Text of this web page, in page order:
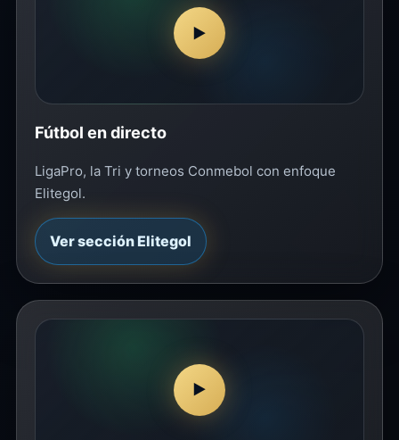
▶
Fútbol en directo
LigaPro, la Tri y torneos Conmebol con enfoque
Elitegol.
Ver sección Elitegol
▶